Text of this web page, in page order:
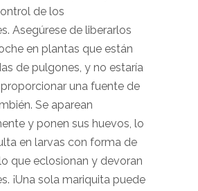
de los
Asegúrese de liberarlos
en plantas que están
de pulgones, y no estaría
una fuente de
Se aparean
y ponen sus huevos, lo
en larvas con forma de
que eclosionan y devoran
¡Una sola mariquita puede